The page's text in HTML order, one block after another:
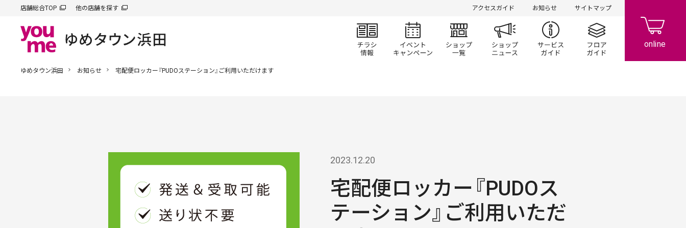
店舗総合TOP 他の店舗を探す アクセスガイド お知らせ サイトマップ
チラシ情報 イベント/キャンペーン
ショップ一覧 ショップニュースサービスガイドフロアガイド
ゆめタウン浜田 お知らせ 宅配便ロッカー『PUDOステーション』ご利用いただけます
2023.12.20
宅配便ロッカー『PUDOス
テーション』ご利用いただ